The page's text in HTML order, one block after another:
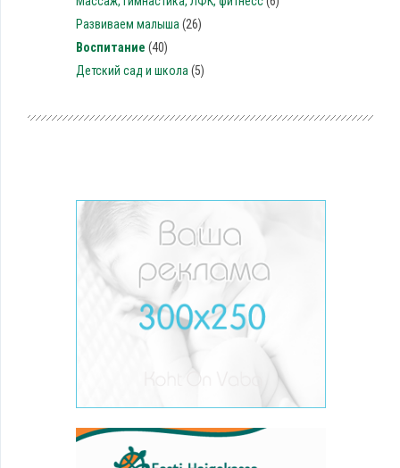
Развиваем малыша (26)
Воспитание (40)
Детский сад и школа (5)